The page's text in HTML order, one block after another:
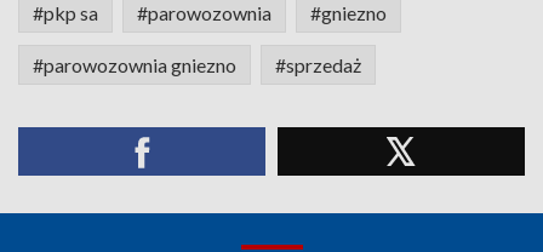
#pkp sa #parowozownia #gniezno
#parowozownia gniezno #sprzedaż